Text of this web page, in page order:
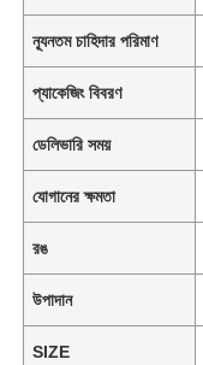
ন্যূনতম চাহিদার পরিমাণ
প্যাকেজিং বিবরণ
ডেলিভারি সময়
যোগানের ক্ষমতা
রঙ
উপাদান
SIZE